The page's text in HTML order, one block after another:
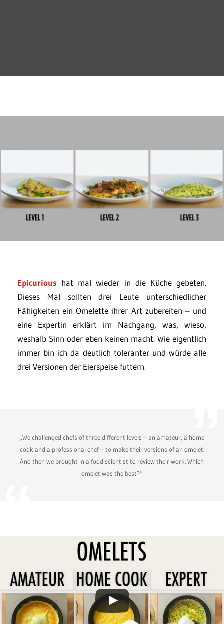
Epicurious hat mal wieder in die Küche gebeten.
Dieses Mal sollten drei Leute unterschiedlicher
Fähigkeiten ein Omelette ihrer Art zubereiten – und
eine Expertin erklärt im Nachgang, was, wieso,
weshalb Sinn oder eben keinen macht. Wie eigentlich
immer bin ich da deutlich toleranter und würde alle
drei Versionen der Eierspeise futtern.
„We challenged chefs of three different levels – an amateur, a home
cook and a professional chef – to make their versions of an omelet.
And then we brought in a food scientist to review their work. Which
omelet was the best?“